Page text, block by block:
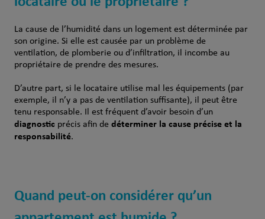
La cause de l’humidité dans un logement est déterminée par
son origine. Si elle est causée par un problème de
ventilation, de plomberie ou d’infiltration, il incombe au
propriétaire de prendre des mesures.
D’autre part, si le locataire utilise mal les équipements (par
exemple, il n’y a pas de ventilation suffisante), il peut être
tenu responsable. Il est fréquent d’avoir besoin d’un
diagnosticprécis afin de déterminer la cause précise et la
responsabilité.
Quand peut-on considérer qu’un